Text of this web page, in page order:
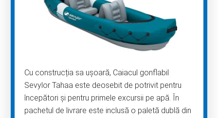
Cu construcția sa ușoară, Caiacul gonflabil
Sevylor Tahaa este deosebit de potrivit pentru
începători și pentru primele excursii pe apă. În
pachetul de livrare este inclusă o paletă dublă din